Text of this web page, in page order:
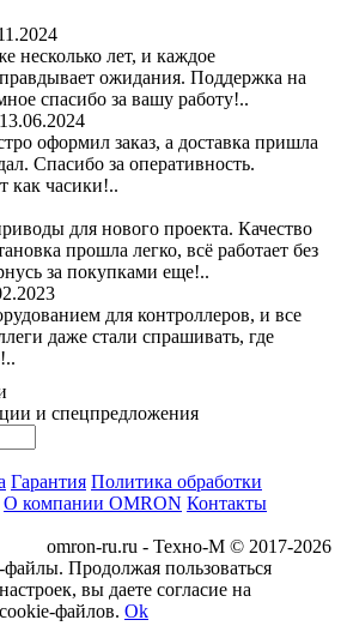
несколько лет, и каждое
ожидания. Поддержка на
спасибо за вашу работу!..
оформил заказ, а доставка пришла
Спасибо за оперативность.
как часики!..
для нового проекта. Качество
прошла легко, всё работает без
за покупками еще!..
для контроллеров, и все
даже стали спрашивать, где
и спецпредложения
Гарантия Политика обработки
О компании OMRON Контакты
omron-ru.ru - Техно-М © 2017-2026
Продолжая пользоваться
вы даете согласие на
файлов. Ok